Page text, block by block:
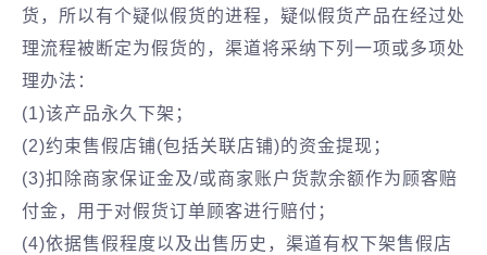
货，所以有个疑似假货的进程，疑似假货产品在经过处
理流程被断定为假货的，渠道将采纳下列一项或多项处
理办法：
(1)该产品永久下架；
(2)约束售假店铺(包括关联店铺)的资金提现；
(3)扣除商家保证金及/或商家账户货款余额作为顾客赔
付金，用于对假货订单顾客进行赔付；
(4)依据售假程度以及出售历史，渠道有权下架售假店